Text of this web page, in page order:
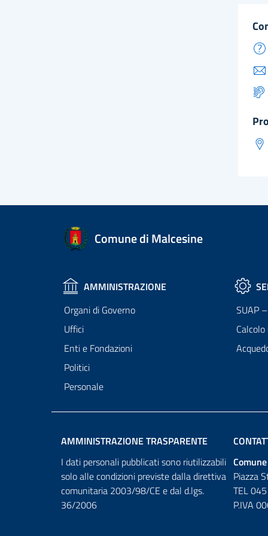
Comune di Malcesine
AMMINISTRAZIONE
Organi di Governo
Uffici
Enti e Fondazioni
Politici
Personale
SUAP
AMMINISTRAZIONE TRASPARENTE
I dati personali pubblicati sono riutilizzabili
solo alle condizioni previste dalla direttiva
comunitaria 2003/98/CE e dal d.lgs.
36/2006
Piazza
TEL
P.IVA